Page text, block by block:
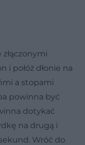
i połóż dłonie na
a stopami
powinna być
dotykać
na drugą i
Wróć do